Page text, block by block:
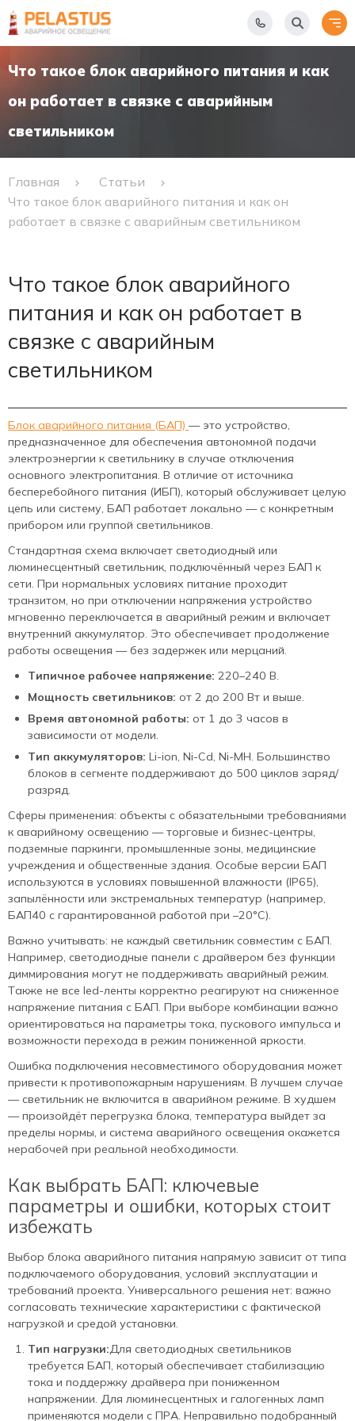
Что такое блок аварийного питания и как
он работает в связке с аварийным
светильником
Главная
Статьи
Что такое блок аварийного питания и как он
работает в связке с аварийным светильником
Что такое блок аварийного
питания и как он работает в
связке с аварийным
светильником
Блок аварийного питания (БАП) — это устройство,
предназначенное для обеспечения автономной подачи
электроэнергии к светильнику в случае отключения
основного электропитания. В отличие от источника
бесперебойного питания (ИБП), который обслуживает целую
цепь или систему, БАП работает локально — с конкретным
прибором или группой светильников.
Стандартная схема включает светодиодный или
люминесцентный светильник, подключённый через БАП к
сети. При нормальных условиях питание проходит
транзитом, но при отключении напряжения устройство
мгновенно переключается в аварийный режим и включает
внутренний аккумулятор. Это обеспечивает продолжение
работы освещения — без задержек или мерцаний.
Типичное рабочее напряжение: 220–240 В.
Мощность светильников: от 2 до 200 Вт и выше.
Время автономной работы: от 1 до 3 часов в
зависимости от модели.
Тип аккумуляторов: Li-ion, Ni-Cd, Ni-MH. Большинство
блоков в сегменте поддерживают до 500 циклов заряд/
разряд.
Сферы применения: объекты с обязательными требованиями
к аварийному освещению — торговые и бизнес-центры,
подземные паркинги, промышленные зоны, медицинские
учреждения и общественные здания. Особые версии БАП
используются в условиях повышенной влажности (IP65),
запылённости или экстремальных температур (например,
БАП40 с гарантированной работой при –20°С).
Важно учитывать: не каждый светильник совместим с БАП.
Например, светодиодные панели с драйвером без функции
диммирования могут не поддерживать аварийный режим.
Также не все led-ленты корректно реагируют на сниженное
напряжение питания с БАП. При выборе комбинации важно
ориентироваться на параметры тока, пускового импульса и
возможности перехода в режим пониженной яркости.
Ошибка подключения несовместимого оборудования может
привести к противопожарным нарушениям. В лучшем случае
— светильник не включится в аварийном режиме. В худшем
— произойдёт перегрузка блока, температура выйдет за
пределы нормы, и система аварийного освещения окажется
нерабочей при реальной необходимости.
Как выбрать БАП: ключевые
параметры и ошибки, которых стоит
избежать
Выбор блока аварийного питания напрямую зависит от типа
подключаемого оборудования, условий эксплуатации и
требований проекта. Универсального решения нет: важно
согласовать технические характеристики с фактической
нагрузкой и средой установки.
Тип нагрузки:Для светодиодных светильников
требуется БАП, который обеспечивает стабилизацию
тока и поддержку драйвера при пониженном
напряжении. Для люминесцентных и галогенных ламп
применяются модели с ПРА. Неправильно подобранный